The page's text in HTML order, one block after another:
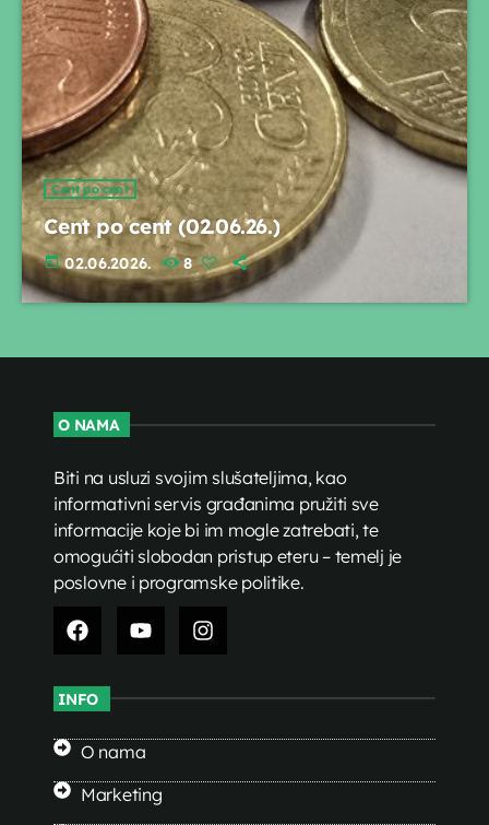
Cent po cent
Cent po cent (02.06.26.)
today 02.06.2026. 8
O NAMA
Biti na usluzi svojim slušateljima, kao
informativni servis građanima pružiti sve
informacije koje bi im mogle zatrebati, te
omogućiti slobodan pristup eteru – temelj je
poslovne i programske politike.
INFO
O nama
Marketing